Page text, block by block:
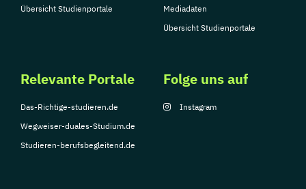
Übersicht Studienportale
Mediadaten
Übersicht Studienportale
Relevante Portale
Das-Richtige-studieren.de
Wegweiser-duales-Studium.de
Studieren-berufsbegleitend.de
Folge uns auf
Instagram